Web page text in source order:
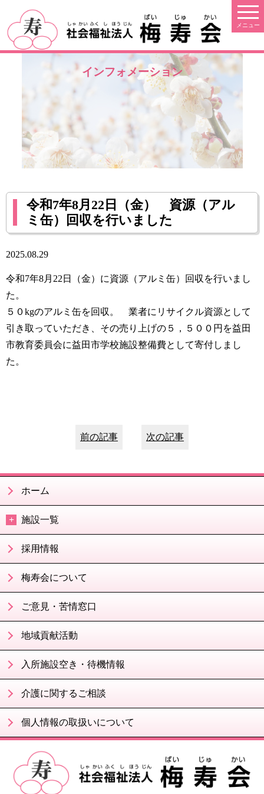
インフォメーション
令和7年8月22日（金） 資源（アル
ミ缶）回収を行いました
2025.08.29
令和7年8月22日（金）に資源（アルミ缶）回収を行いまし
た。
５０kgのアルミ缶を回収。 業者にリサイクル資源として
引き取っていただき、その売り上げの５，５００円を益田
市教育委員会に益田市学校施設整備費として寄付しまし
た。
前の記事 次の記事
ホーム
施設一覧
採用情報
梅寿会について
ご意見・苦情窓口
地域貢献活動
入所施設空き・待機情報
介護に関するご相談
個人情報の取扱いについて